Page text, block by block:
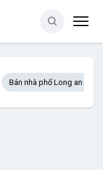
Bán nhà phố Long an